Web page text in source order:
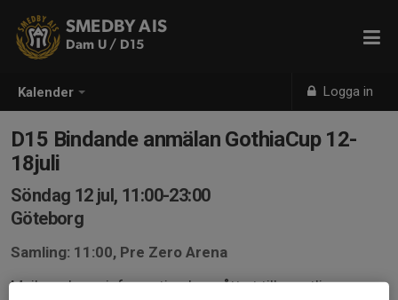
Kalender Logga in
SMEDBY AIS
Dam U / D15
D15 Bindande anmälan GothiaCup 12-
18juli
Söndag 12 jul, 11:00-23:00
Göteborg
Samling: 11:00, Pre Zero Arena
Mail med mer information har gått ut till samtliga